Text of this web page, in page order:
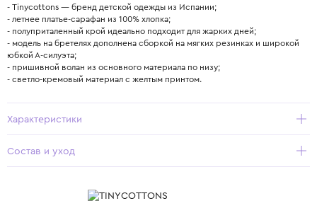
- Tinycottons — бренд детской одежды из Испании;
- летнее платье-сарафан из 100% хлопка;
- полуприталенный крой идеально подходит для жарких дней;
- модель на бретелях дополнена сборкой на мягких резинках и широкой
юбкой А-силуэта;
- пришивной волан из основного материала по низу;
- светло-кремовый материал с желтым принтом.
Характеристики
Состав и уход